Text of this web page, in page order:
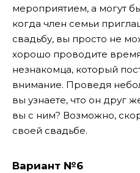
мероприятием, а могут
когда член семьи
свадьбу, вы просто не
хорошо проводите
незнакомца, который
внимание. Проведя
вы узнаете, что он друг
вы с ним? Возможно,
своей свадьбе.
Вариант №6